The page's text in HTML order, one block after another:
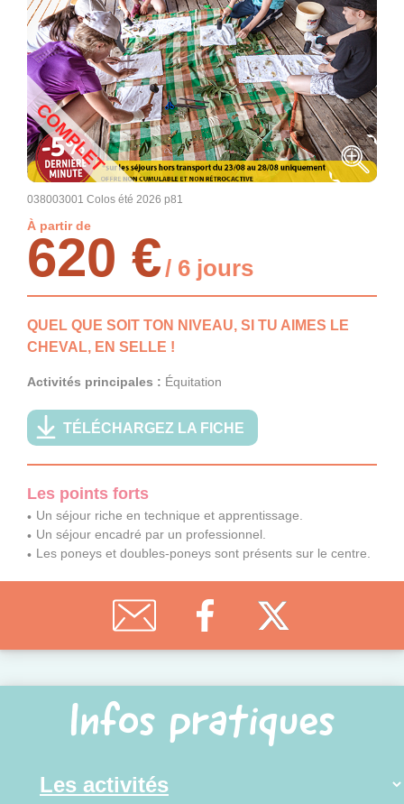
COMPLET
038003001 Colos été 2026 p81
À partir de
620 €/ 6 jours
QUEL QUE SOIT TON NIVEAU, SI TU AIMES LE
CHEVAL, EN SELLE !
Activités principales : Équitation
TÉLÉCHARGEZ LA FICHE
Les points forts
Un séjour riche en technique et apprentissage.
Un séjour encadré par un professionnel.
Les poneys et doubles-poneys sont présents sur le centre.
Infos pratiques